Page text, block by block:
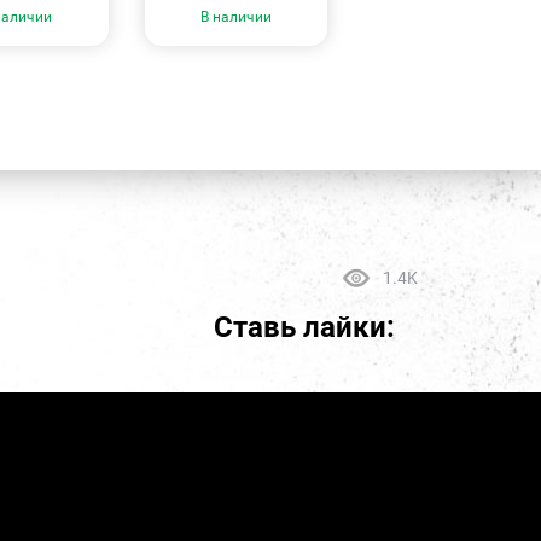
В наличии
1.4K
Ставь лайки: